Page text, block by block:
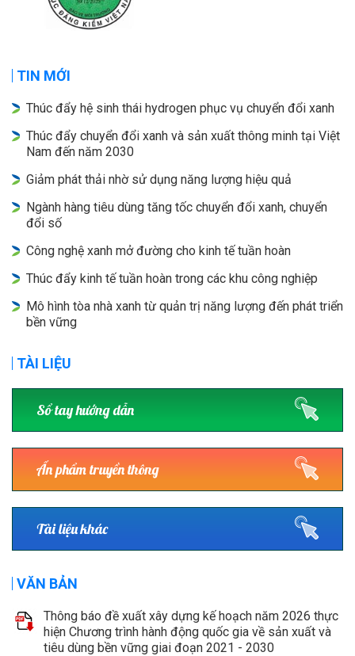
TIN MỚI
Thúc đẩy hệ sinh thái hydrogen phục vụ chuyển đổi xanh
Thúc đẩy chuyển đổi xanh và sản xuất thông minh tại Việt
Nam đến năm 2030
Giảm phát thải nhờ sử dụng năng lượng hiệu quả
Ngành hàng tiêu dùng tăng tốc chuyển đổi xanh, chuyển
đổi số
Công nghệ xanh mở đường cho kinh tế tuần hoàn
Thúc đẩy kinh tế tuần hoàn trong các khu công nghiệp
Mô hình tòa nhà xanh từ quản trị năng lượng đến phát triển
bền vững
TÀI LIỆU
Sổ tay hướng dẫn
Ấn phẩm truyền thông
Tài liệu khác
VĂN BẢN
Thông báo đề xuất xây dựng kế hoạch năm 2026 thực
hiện Chương trình hành động quốc gia về sản xuất và
tiêu dùng bền vững giai đoạn 2021 - 2030